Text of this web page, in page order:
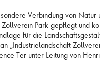
Verbindung von Natur
Park gepflegt und
für die
„Industrielandschaft
Ter unter Leitung von